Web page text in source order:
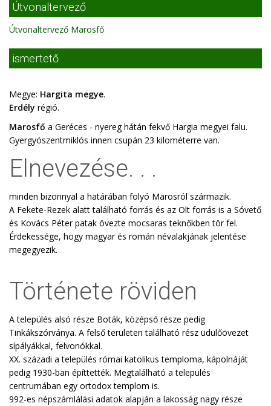
Útvonaltervező
Útvonaltervező Marosfő
ismertető
Megye: Hargita megye.
Erdély régió.
Marosfő a Geréces - nyereg hátán fekvő Hargia megyei falu.
Gyergyószentmiklós innen csupán 23 kilométerre van.
Elnevezése. . .
minden bizonnyal a határában folyó Marosról származik.
A Fekete-Rezek alatt található forrás és az Olt forrás is a Sóvető
és Kovács Péter patak övezte mocsaras teknőkben tör fel.
Érdekessége, hogy magyar és román névalakjának jelentése
megegyezik.
Története röviden
A település alsó része Boták, középső része pedig
Tinkákszórványa. A felső területen található rész üdülőövezet
sípályákkal, felvonókkal.
XX. századi a település római katolikus temploma, kápolnáját
pedig 1930-ban építtették. Megtalálható a település
centrumában egy ortodox templom is.
992-es népszámlálási adatok alapján a lakosság nagy része